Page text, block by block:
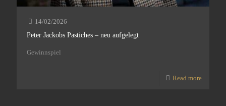
14/02/2026
Peter Jackobs Pastiches – neu aufgelegt
Gewinnspiel
Read more